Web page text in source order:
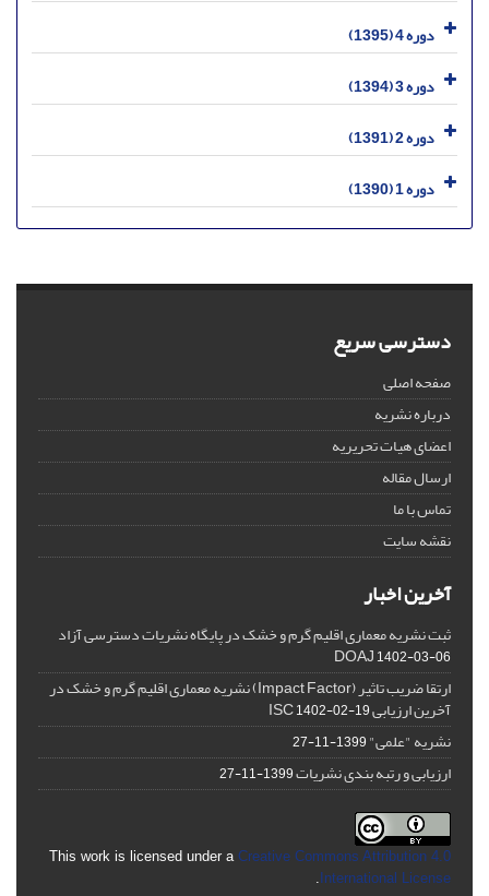
دوره 4 (1395)
دوره 3 (1394)
دوره 2 (1391)
دوره 1 (1390)
دسترسی سریع
صفحه اصلی
درباره نشریه
اعضای هیات تحریریه
ارسال مقاله
تماس با ما
نقشه سایت
آخرین اخبار
ثبت نشریه معماری اقلیم گرم و خشک در پایگاه نشریات دسترسی آزاد
DOAJ1402-03-06
ارتقا ضریب تاثیر (Impact Factor) نشریه معماری اقلیم گرم و خشک در
آخرین ارزیابی ISC1402-02-19
نشریه "علمی"1399-11-27
ارزیابی و رتبه بندی نشریات1399-11-27
This work is licensed under a Creative Commons Attribution 4.0
International License
.